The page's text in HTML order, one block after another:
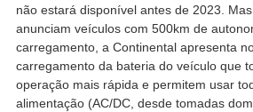
não estará disponível antes de 2023.
anunciam veículos com 500km de
carregamento, a Continental apresenta
carregamento da bateria do veículo que
operação mais rápida e permitem usar
alimentação (AC/DC, desde tomadas